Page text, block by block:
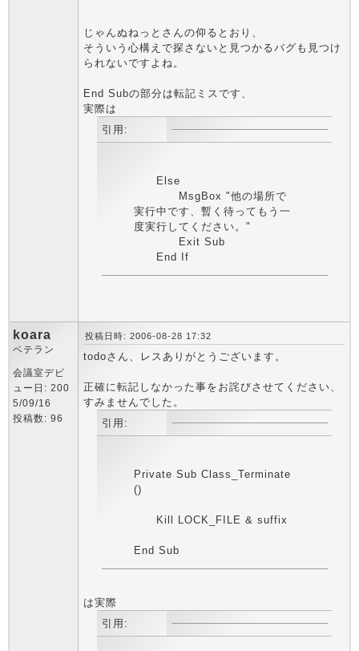
じゃんぬねっとさんの仰るとおり、
そういう心構えで探さないと見つかるバグも見つけ
られないですよね。
End Subの部分は転記ミスです、
実際は
引用:
Else
MsgBox "他の場所で
実行中です、暫く待ってもう一
度実行してください。"
Exit Sub
End If
koara
ベテラン
会議室デビ
ュー日: 200
5/09/16
投稿数: 96
投稿日時: 2006-08-28 17:32
todoさん、レスありがとうございます。
正確に転記しなかった事をお詫びさせてください、
すみませんでした。
引用:
Private Sub Class_Terminate
()
Kill LOCK_FILE & suffix
End Sub
は実際
引用: